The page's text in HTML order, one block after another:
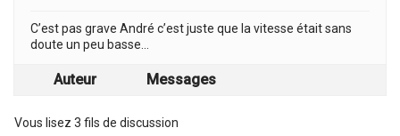
C’est pas grave André c’est juste que la vitesse était sans
doute un peu basse…
Auteur Messages
Vous lisez 3 fils de discussion